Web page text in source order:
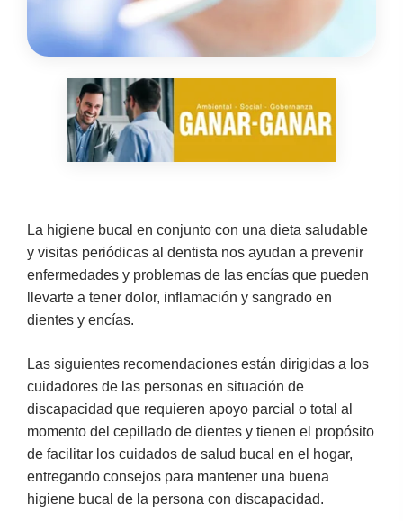
La higiene bucal en conjunto con una dieta saludable
y visitas periódicas al dentista nos ayudan a prevenir
enfermedades y problemas de las encías que pueden
llevarte a tener dolor, inflamación y sangrado en
dientes y encías.
Las siguientes recomendaciones están dirigidas a los
cuidadores de las personas en situación de
discapacidad que requieren apoyo parcial o total al
momento del cepillado de dientes y tienen el propósito
de facilitar los cuidados de salud bucal en el hogar,
entregando consejos para mantener una buena
higiene bucal de la persona con discapacidad.